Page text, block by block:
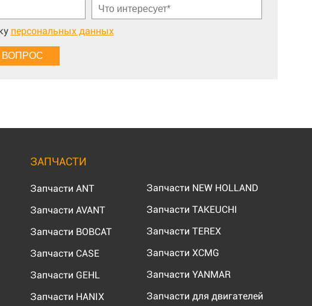
персональных данных
ЗАПЧАСТИ
Запчасти ANT
Запчасти AVANT
Запчасти BOBCAT
Запчасти CASE
Запчасти GEHL
Запчасти HANIX
Запчасти NEW HOLLAND
Запчасти TAKEUCHI
Запчасти TEREX
Запчасти XCMG
Запчасти YANMAR
Запчасти для двигателей